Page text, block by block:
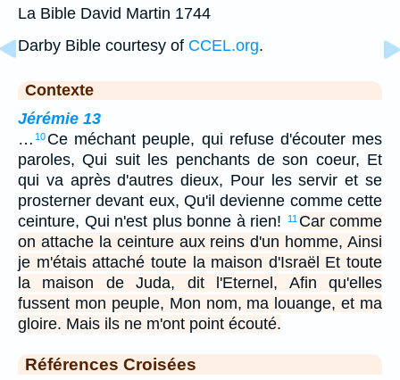
La Bible David Martin 1744
Darby Bible courtesy of CCEL.org.
Contexte
Jérémie 13
… 10 Ce méchant peuple, qui refuse d'écouter mes
paroles, Qui suit les penchants de son coeur, Et
qui va après d'autres dieux, Pour les servir et se
prosterner devant eux, Qu'il devienne comme cette
ceinture, Qui n'est plus bonne à rien!
11 Car comme
on attache la ceinture aux reins d'un homme, Ainsi
je m'étais attaché toute la maison d'Israël Et toute
la maison de Juda, dit l'Eternel, Afin qu'elles
fussent mon peuple, Mon nom, ma louange, et ma
gloire. Mais ils ne m'ont point écouté.
Références Croisées